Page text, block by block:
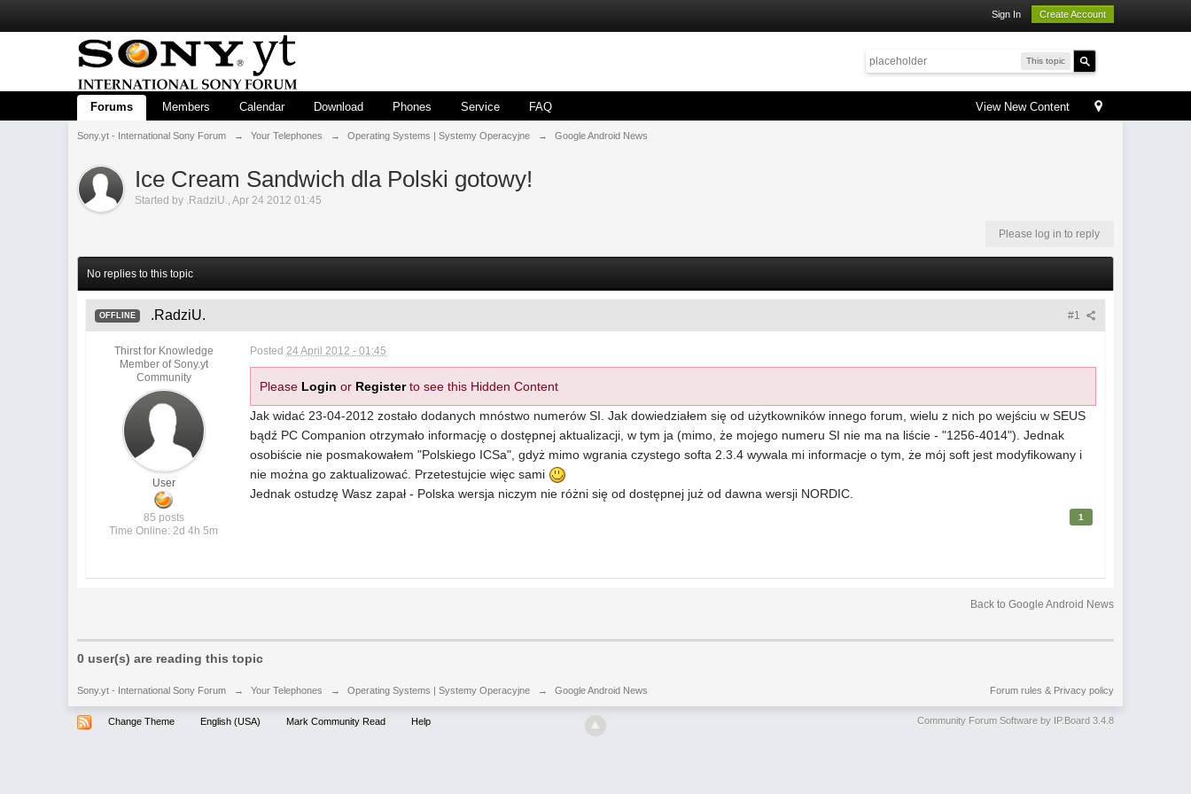
Sign In Create Account
This topic
View New Content
Forums Members Calendar Download Phones Service FAQ
Sony.yt - International Sony Forum → Your Telephones → Operating Systems | Systemy Operacyjne → Google Android News
Ice Cream Sandwich dla Polski gotowy!
Started by .RadziU.,Apr 24 2012 01:45
Please log in to reply
No replies to this topic
#1
OFFLINE .RadziU.
Thirst for Knowledge
Member of Sony.yt
Community
User
85 posts
Time Online: 2d 4h 5m
Posted24 April 2012 - 01:45
Please Login or Registerto see this Hidden Content
Jak widać 23-04-2012 zostało dodanych mnóstwo numerów SI. Jak dowiedziałem się od użytkowników innego forum, wielu z nich po wejściu w SEUS
bądź PC Companion otrzymało informację o dostępnej aktualizacji, w tym ja (mimo, że mojego numeru SI nie ma na liście - "1256-4014"). Jednak
osobiście nie posmakowałem "Polskiego ICSa", gdyż mimo wgrania czystego softa 2.3.4 wywala mi informacje o tym, że mój soft jest modyfikowany i
nie można go zaktualizować. Przetestujcie więc sami
Jednak ostudzę Wasz zapał - Polska wersja niczym nie różni się od dostępnej już od dawna wersji NORDIC.
1
Back to Google Android News
0 user(s) are reading this topic
Sony.yt - International Sony Forum → Your Telephones → Operating Systems | Systemy Operacyjne → Google Android News Forum rules & Privacy policy
Change Theme English (USA) Mark Community Read Help Community Forum Software by IP.Board 3.4.8